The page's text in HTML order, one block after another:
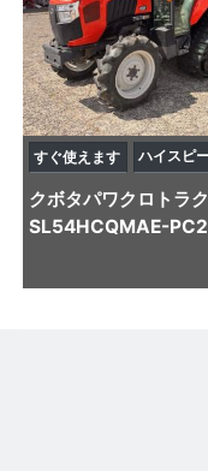
すぐ使えます ハイスピ
クボタパワクロトラ
SL54HCQMAE-PC2